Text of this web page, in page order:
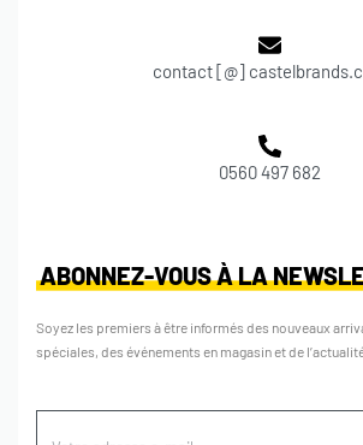
contact [@]
0560 497 682
ABONNEZ-VOUS À LA
Soyez les premiers à être informés des nouveaux
spéciales, des événements en magasin et de